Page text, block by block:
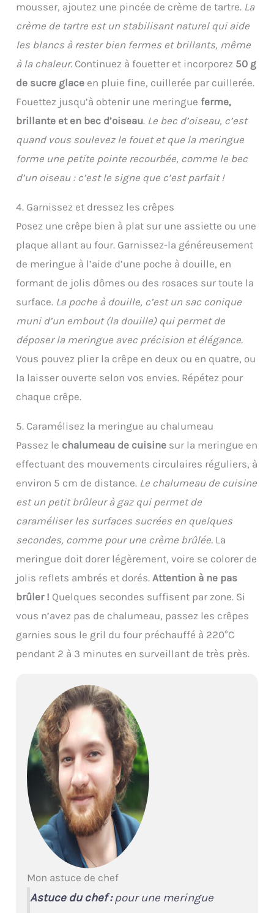
mousser, ajoutez une pincée de crème de tartre. La
crème de tartre est un stabilisant naturel qui aide
les blancs à rester bien fermes et brillants, même
à la chaleur. Continuez à fouetter et incorporez 50 g
de sucre glace en pluie fine, cuillerée par cuillerée.
Fouettez jusqu’à obtenir une meringue ferme,
brillante et en bec d’oiseau. Le bec d’oiseau, c’est
quand vous soulevez le fouet et que la meringue
forme une petite pointe recourbée, comme le bec
d’un oiseau : c’est le signe que c’est parfait !
4. Garnissez et dressez les crêpes
Posez une crêpe bien à plat sur une assiette ou une
plaque allant au four. Garnissez-la généreusement
de meringue à l’aide d’une poche à douille, en
formant de jolis dômes ou des rosaces sur toute la
surface. La poche à douille, c’est un sac conique
muni d’un embout (la douille) qui permet de
déposer la meringue avec précision et élégance.
Vous pouvez plier la crêpe en deux ou en quatre, ou
la laisser ouverte selon vos envies. Répétez pour
chaque crêpe.
5. Caramélisez la meringue au chalumeau
Passez le chalumeau de cuisine sur la meringue en
effectuant des mouvements circulaires réguliers, à
environ 5 cm de distance. Le chalumeau de cuisine
est un petit brûleur à gaz qui permet de
caraméliser les surfaces sucrées en quelques
secondes, comme pour une crème brûlée. La
meringue doit dorer légèrement, voire se colorer de
jolis reflets ambrés et dorés.Attention à ne pas
brûler ! Quelques secondes suffisent par zone. Si
vous n’avez pas de chalumeau, passez les crêpes
garnies sous le gril du four préchauffé à 220°C
pendant 2 à 3 minutes en surveillant de très près.
Mon astuce de chef
Astuce du chef :pour une meringue